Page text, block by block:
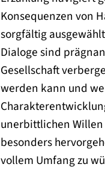
Konsequenzen von
sorgfältig
Dialoge sind
Gesellschaft
werden kann und
unerbittlichen
besonders
vollem Umfang zu